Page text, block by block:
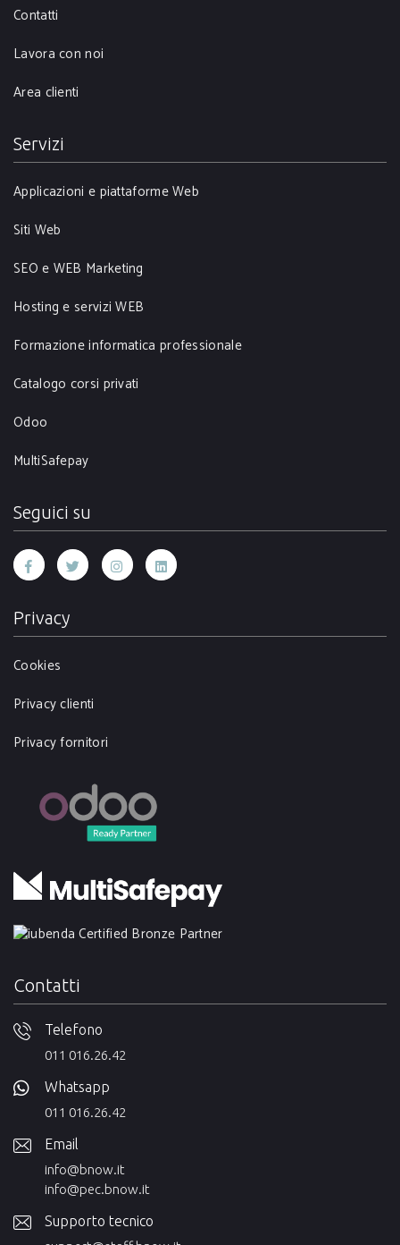
Contatti
Lavora con noi
Area clienti
Servizi
Applicazioni e piattaforme Web
Siti Web
SEO e WEB Marketing
Hosting e servizi WEB
Formazione informatica professionale
Catalogo corsi privati
Odoo
MultiSafepay
Seguici su
Privacy
Cookies
Privacy clienti
Privacy fornitori
Contatti
Telefono
011 016.26.42
Whatsapp
011 016.26.42
Email
info@bnow.it
info@pec.bnow.it
Supporto tecnico